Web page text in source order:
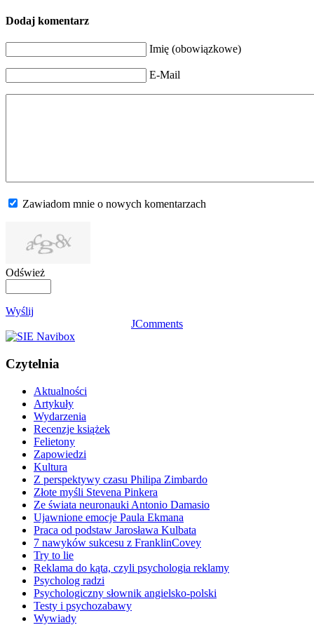
Dodaj komentarz
Imię (obowiązkowe)
E-Mail
Zawiadom mnie o nowych komentarzach
Odśwież
Wyślij
JComments
Czytelnia
Aktualności
Artykuły
Wydarzenia
Recenzje książek
Felietony
Zapowiedzi
Kultura
Z perspektywy czasu Philipa Zimbardo
Złote myśli Stevena Pinkera
Ze świata neuronauki Antonio Damasio
Ujawnione emocje Paula Ekmana
Praca od podstaw Jarosława Kulbata
7 nawyków sukcesu z FranklinCovey
Try to lie
Reklama do kąta, czyli psychologia reklamy
Psycholog radzi
Psychologiczny słownik angielsko-polski
Testy i psychozabawy
Wywiady